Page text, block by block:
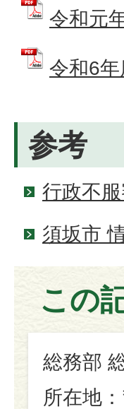
令和元
令和6
参考
行政不
須坂市
この
総務部
所在地